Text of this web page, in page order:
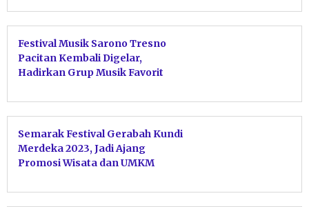
Festival Musik Sarono Tresno
Pacitan Kembali Digelar,
Hadirkan Grup Musik Favorit
Semarak Festival Gerabah Kundi
Merdeka 2023, Jadi Ajang
Promosi Wisata dan UMKM